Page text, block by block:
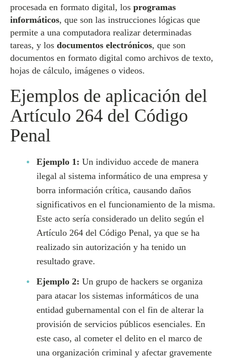
procesada en formato digital, los programas
informáticos, que son las instrucciones lógicas que
permite a una computadora realizar determinadas
tareas, y los documentos electrónicos, que son
documentos en formato digital como archivos de texto,
hojas de cálculo, imágenes o videos.
Ejemplos de aplicación del
Artículo 264 del Código
Penal
Ejemplo 1: Un individuo accede de manera
ilegal al sistema informático de una empresa y
borra información crítica, causando daños
significativos en el funcionamiento de la misma.
Este acto sería considerado un delito según el
Artículo 264 del Código Penal, ya que se ha
realizado sin autorización y ha tenido un
resultado grave.
Ejemplo 2: Un grupo de hackers se organiza
para atacar los sistemas informáticos de una
entidad gubernamental con el fin de alterar la
provisión de servicios públicos esenciales. En
este caso, al cometer el delito en el marco de
una organización criminal y afectar gravemente